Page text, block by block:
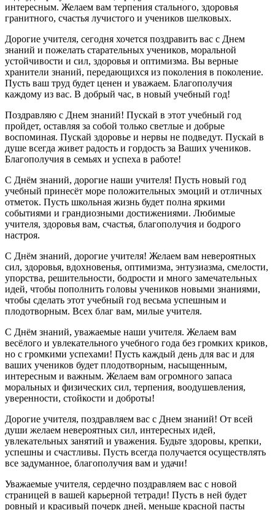
интересным. Желаем вам терпения стального, здоровья
гранитного, счастья лучистого и учеников шелковых.
Дорогие учителя, сегодня хочется поздравить вас с Днем
знаний и пожелать старательных учеников, моральной
устойчивости и сил, здоровья и оптимизма. Вы верные
хранители знаний, передающихся из поколения в поколение.
Пусть ваш труд будет ценен и уважаем. Благополучия
каждому из вас. В добрый час, в новый учебный год!
Поздравляю с Днем знаний! Пускай в этот учебный год
пройдет, оставляя за собой только светлые и добрые
воспоминая. Пускай здоровье и нервы не подведут. Пускай в
душе всегда живет радость и гордость за Ваших учеников.
Благополучия в семьях и успеха в работе!
С Днём знаний, дорогие наши учителя! Пусть новый год
учебный принесёт море положительных эмоций и отличных
отметок. Пусть школьная жизнь будет полна яркими
событиями и грандиозными достижениями. Любимые
учителя, здоровья вам, счастья, благополучия и бодрого
настроя.
С Днём знаний, дорогие учителя! Желаем вам невероятных
сил, здоровья, вдохновенья, оптимизма, энтузиазма, смелости,
упорства, решительности, бодрости и много замечательных
идей, чтобы пополнить головы учеников новыми знаниями,
чтобы сделать этот учебный год весьма успешным и
плодотворным. Всех благ вам, милые учителя.
С Днём знаний, уважаемые наши учителя. Желаем вам
весёлого и увлекательного учебного года без громких криков,
но с громкими успехами! Пусть каждый день для вас и для
ваших учеников будет плодотворным, насыщенным,
интересным и важным. Желаем вам огромного запаса
моральных и физических сил, терпения, воодушевления,
уверенности, стойкости и доброты!
Дорогие учителя, поздравляем вас с Днем знаний! От всей
души желаем невероятных сил, интересных идей,
увлекательных занятий и уважения. Будьте здоровы, крепки,
успешны и счастливы. Пусть всегда получается осуществлять
все задуманное, благополучия вам и удачи!
Уважаемые учителя, сердечно поздравляем вас с новой
страницей в вашей карьерной тетради! Пусть в ней будет
ровный и красивый почерк дней, меньше красной пасты